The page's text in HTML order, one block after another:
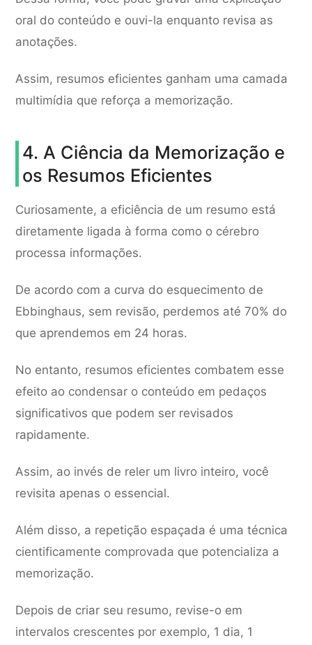
oral do conteúdo e ouvi-la enquanto revisa as
anotações.
Assim, resumos eficientes ganham uma camada
multimídia que reforça a memorização.
4. A Ciência da Memorização e
os Resumos Eficientes
Curiosamente, a eficiência de um resumo está
diretamente ligada à forma como o cérebro
processa informações.
De acordo com a curva do esquecimento de
Ebbinghaus, sem revisão, perdemos até 70% do
que aprendemos em 24 horas.
No entanto, resumos eficientes combatem esse
efeito ao condensar o conteúdo em pedaços
significativos que podem ser revisados
rapidamente.
Assim, ao invés de reler um livro inteiro, você
revisita apenas o essencial.
Além disso, a repetição espaçada é uma técnica
cientificamente comprovada que potencializa a
memorização.
Depois de criar seu resumo, revise-o em
intervalos crescentes por exemplo, 1 dia, 1